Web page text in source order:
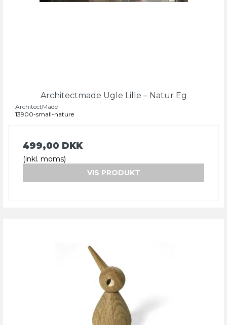
Architectmade Ugle Lille – Natur Eg
ArchitectMade
13900-small-nature
499,00 DKK
(inkl. moms)
VIS PRODUKT